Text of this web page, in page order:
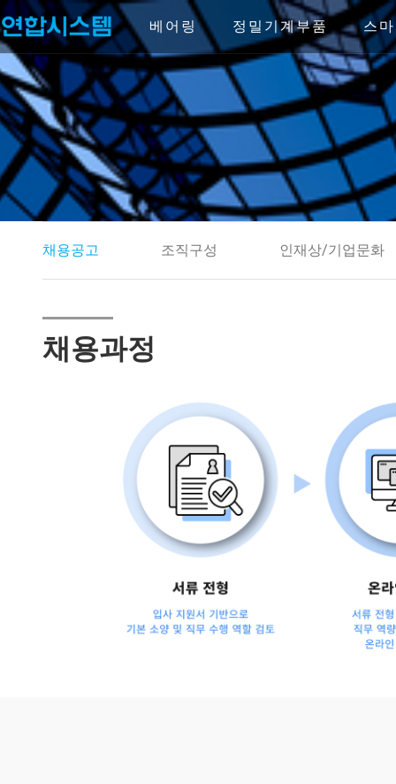
Skip
to
content
베어링 정밀기계부품 스
채용공고 조직구성 인재상/기업문화
채용과정